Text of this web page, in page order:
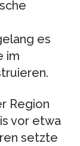
es
im
Region
vor etwa
setzte